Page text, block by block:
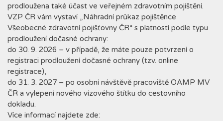
prodloužena také účast ve veřejném zdravotním pojištění.
VZP ČR vám vystaví „Náhradní průkaz pojištěnce
Všeobecné zdravotní pojišťovny ČR“ s platností podle typu
prodloužení dočasné ochrany:
do 30. 9. 2026 – v případě, že máte pouze potvrzení o
registraci prodloužení dočasné ochrany (tzv. online
registrace),
do 31. 3. 2027 – po osobní návštěvě pracoviště OAMP MV
ČR a vylepení nového vízového štítku do cestovního
dokladu.
Více informací najdete zde: